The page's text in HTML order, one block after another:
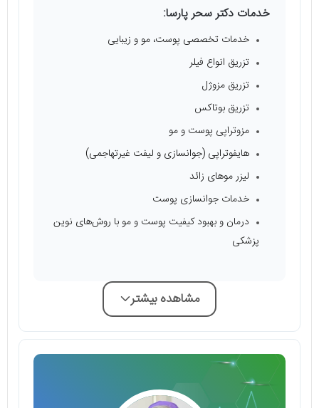
خدمات دکتر سحر پارسا:
خدمات تخصصی پوست، مو و زیبایی
تزریق انواع فیلر
تزریق مزوژل
تزریق بوتاکس
مزوتراپی پوست و مو
هایفوتراپی (جوانسازی و لیفت غیرتهاجمی)
لیزر موهای زائد
خدمات جوانسازی پوست
درمان و بهبود کیفیت پوست و مو با روش‌های نوین
پزشکی
مشاهده بیشتر